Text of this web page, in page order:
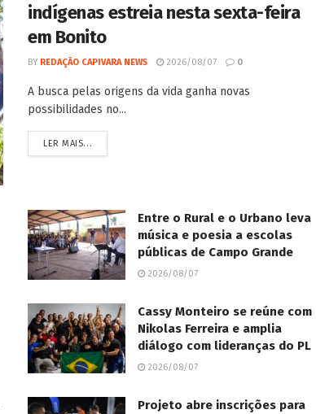
indígenas estreia nesta sexta-feira
em Bonito
BY REDAÇÃO CAPIVARA NEWS 2026/08/07 0
A busca pelas origens da vida ganha novas
possibilidades no...
LER MAIS...
Entre o Rural e o Urbano leva
música e poesia a escolas
públicas de Campo Grande
2026/08/07
Cassy Monteiro se reúne com
Nikolas Ferreira e amplia
diálogo com lideranças do PL
2026/08/07
Projeto abre inscrições para